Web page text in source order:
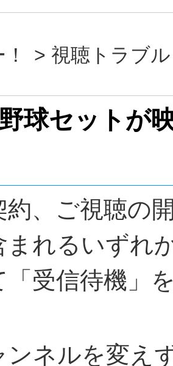
> 視聴トラブル
球セットが
約、ご視聴の
まれるいずれ
「受信待機」
ンネルを変え